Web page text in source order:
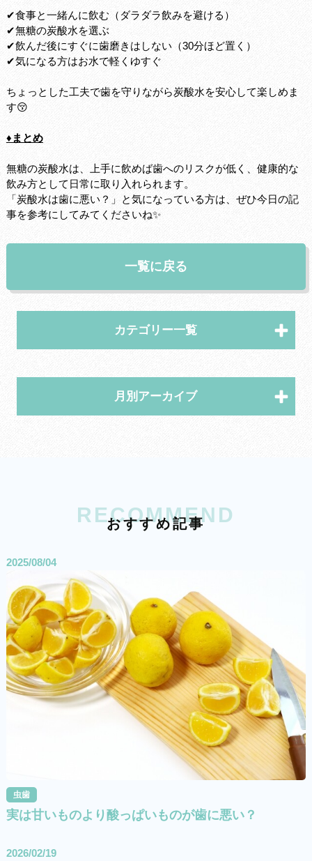
✔食事と一緒んに飲む（ダラダラ飲みを避ける）
✔無糖の炭酸水を選ぶ
✔飲んだ後にすぐに歯磨きはしない（30分ほど置く）
✔気になる方はお水で軽くゆすぐ
ちょっとした工夫で歯を守りながら炭酸水を安心して楽しめま
す😚
♦まとめ
無糖の炭酸水は、上手に飲めば歯へのリスクが低く、健康的な
飲み方として日常に取り入れられます。
「炭酸水は歯に悪い？」と気になっている方は、ぜひ今日の記
事を参考にしてみてくださいね✨
一覧に戻る
カテゴリー一覧
月別アーカイブ
RECOMMEND
おすすめ記事
2025/08/04
虫歯
実は甘いものより酸っぱいものが歯に悪い？
2026/02/19